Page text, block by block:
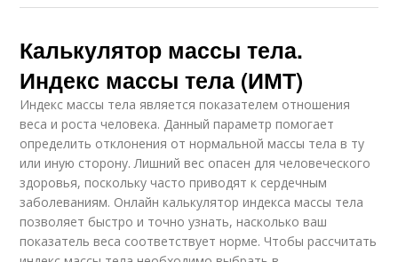
Калькулятор массы тела.
Индекс массы тела (ИМТ)
Индекс массы тела является показателем отношения
веса и роста человека. Данный параметр помогает
определить отклонения от нормальной массы тела в ту
или иную сторону. Лишний вес опасен для человеческого
здоровья, поскольку часто приводят к сердечным
заболеваниям. Онлайн калькулятор индекса массы тела
позволяет быстро и точно узнать, насколько ваш
показатель веса соответствует норме. Чтобы рассчитать